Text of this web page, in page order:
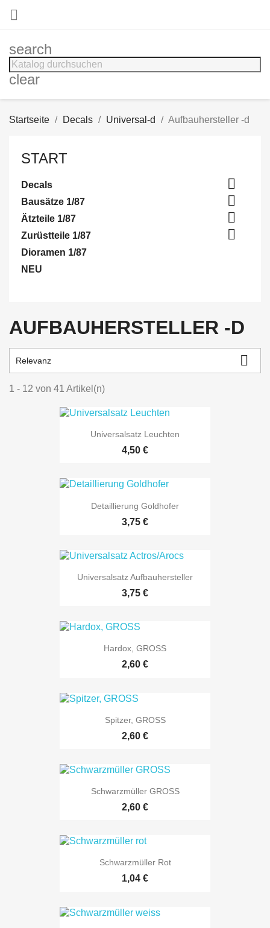

search
clear
Startseite Decals Universal-d Aufbauhersteller -d
START
Decals 
Bausätze 1/87 
Ätzteile 1/87 
Zurüstteile 1/87 
Dioramen 1/87
NEU
AUFBAUHERSTELLER -D
Relevanz 
1 - 12 von 41 Artikel(n)
Universalsatz Leuchten
Preis
4,50 €
Detaillierung Goldhofer
Preis
3,75 €
Universalsatz Aufbauhersteller
Preis
3,75 €
Hardox, GROSS
Preis
2,60 €
Spitzer, GROSS
Preis
2,60 €
Schwarzmüller GROSS
Preis
2,60 €
Schwarzmüller Rot
Preis
1,04 €